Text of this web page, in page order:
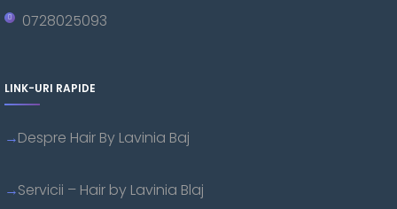
0728025093
LINK-URI RAPIDE
Despre Hair By Lavinia Baj
Servicii – Hair by Lavinia Blaj